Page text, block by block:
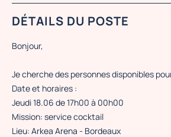
DÉTAILS DU POSTE
Bonjour,
Je cherche des personnes disponibles
Date et horaires :
Jeudi 18.06 de 17h00 à 00h00
Mission: service cocktail
Lieu: Arkea Arena - Bordeaux